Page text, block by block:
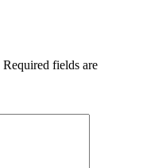
Required fields are